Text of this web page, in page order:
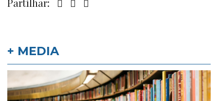
+ MEDIA